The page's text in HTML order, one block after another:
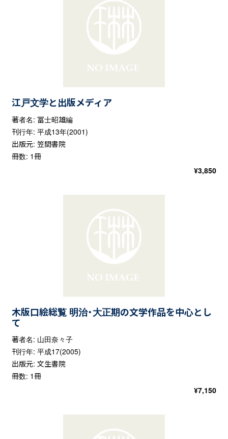
江戸文学と出版メディア
著者名: 冨士昭雄編
刊行年: 平成13年(2001)
出版元: 笠間書院
冊数: 1冊
¥3,850
木版口絵総覧 明治・大正期の文学作品を中心とし
て
著者名: 山田奈々子
刊行年: 平成17(2005)
出版元: 文生書院
冊数: 1冊
¥7,150